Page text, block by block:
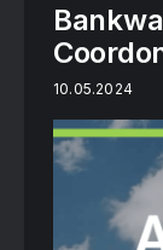
10.05.2024